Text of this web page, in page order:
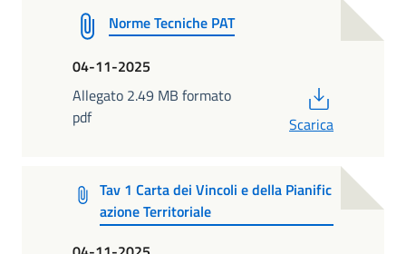
Norme Tecniche PAT
04-11-2025
Allegato 2.49 MB formato
pdf
Scarica
Tav 1 Carta dei Vincoli e della Pianific
azione Territoriale